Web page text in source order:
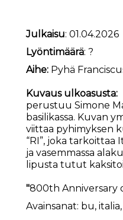
Julkaisu: 01.04.2026
Lyöntimäärä: ?
Aihe:Pyhä
Kuvaus ulkoasusta:
perustuu Simone
basilikassa. Kuvan
viittaa pyhimyksen
“RI”, joka tarkoittaa
ja vasemmassa
lipusta tutut
"800th Anniversary
Avainsanat: bu, italia,